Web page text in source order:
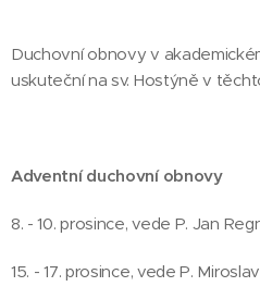
Duchovní obnovy v
uskuteční na sv. Hostýně v
Adventní duchovní obnovy
8. - 10. prosince, vede P. Jan
15. - 17. prosince, vede P.